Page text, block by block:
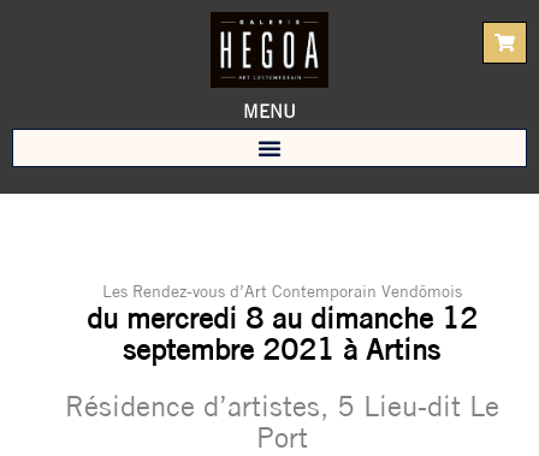
MENU
Les Rendez-vous d’Art Contemporain Vendômois
du mercredi 8 au dimanche 12
septembre 2021 à Artins
Résidence d’artistes, 5 Lieu-dit Le
Port